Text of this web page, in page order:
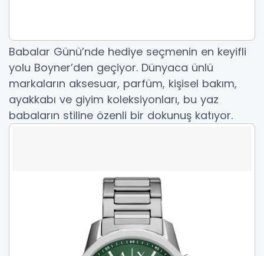
Babalar Günü’nde hediye seçmenin en keyifli
yolu Boyner’den geçiyor. Dünyaca ünlü
markaların aksesuar, parfüm, kişisel bakım,
ayakkabı ve giyim koleksiyonları, bu yaz
babaların stiline özenli bir dokunuş katıyor.